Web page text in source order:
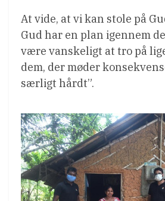
At vide, at vi kan stole på
Gud har en plan igennem
være vanskeligt at tro på
dem, der møder
særligt hårdt”.